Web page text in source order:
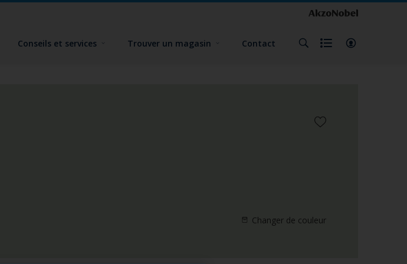
Conseils et services Trouver un magasin Contact
Changer de couleur